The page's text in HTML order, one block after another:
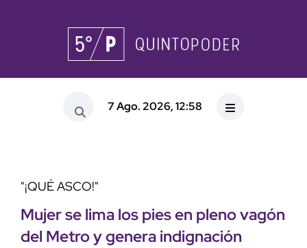
7 Ago. 2026, 12:58
"¡QUÉ ASCO!"
Mujer se lima los pies en pleno vagón
del Metro y genera indignación